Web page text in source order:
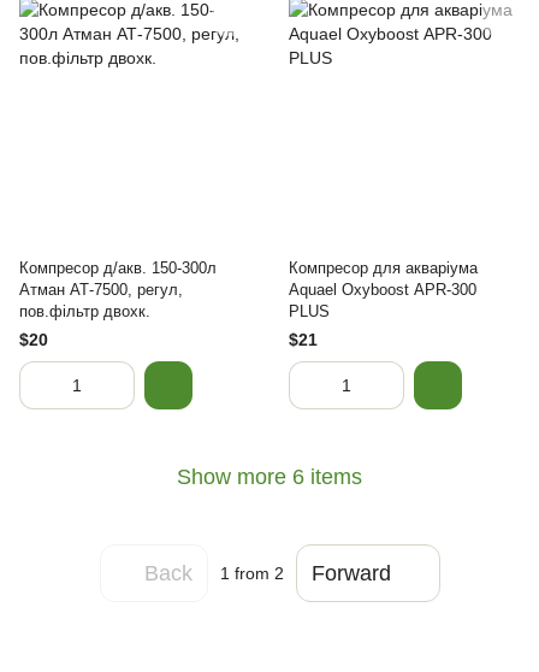
Компресор д/акв. 150-300л
Атман АТ-7500, регул,
пов.фільтр двохк.
$20
Компресор для акваріума
Aquael Oxyboost АРR-300
PLUS
$21
Show more 6 items
Back 1 from 2 Forward